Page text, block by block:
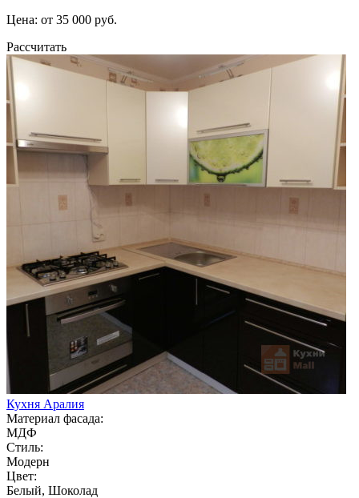
Цена: от 35 000 руб.
Рассчитать
Кухня Аралия
Материал фасада:
МДФ
Стиль:
Модерн
Цвет:
Белый, Шоколад